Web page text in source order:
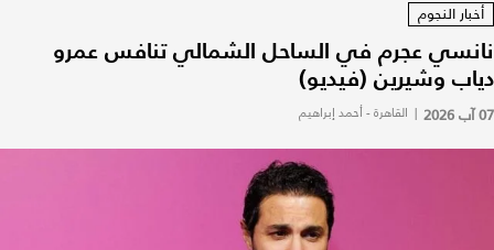
أخبار النجوم
نانسي عجرم في الساحل الشمالي تنافس عمرو
دياب وشيرين (فيديو)
07 آب 2026 | القاهرة - أحمد إبراهيم